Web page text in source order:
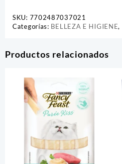
SKU: 7702487037021
Categorías: BELLEZA E HIGIENE,
Productos relacionados